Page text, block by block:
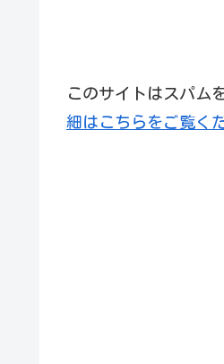
このサイトはスパム
細はこちらをご覧く